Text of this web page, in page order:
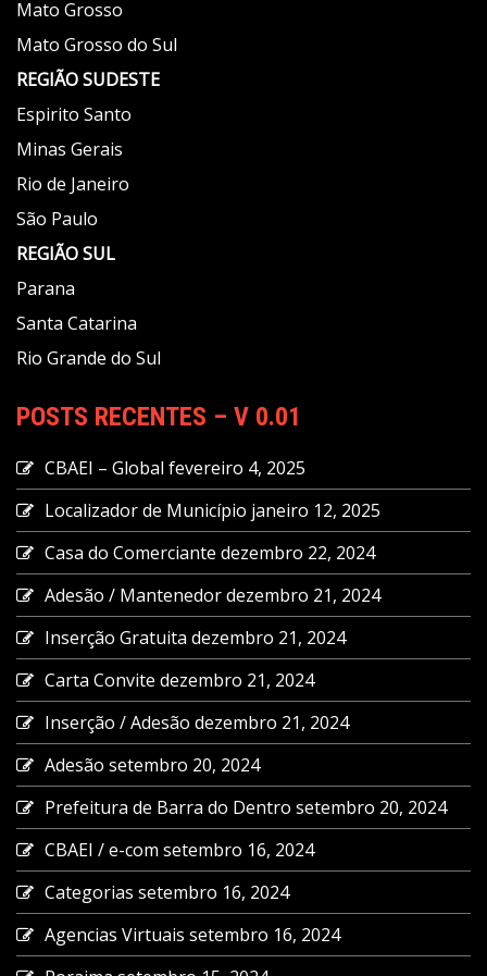
Mato Grosso
Mato Grosso do Sul
REGIÃOSUDESTE
Espirito Santo
Minas Gerais
Rio de Janeiro
São Paulo
REGIÃOSUL
Parana
Santa Catarina
Rio Grande do Sul
POSTS RECENTES – V 0.01
CBAEI – Global fevereiro 4, 2025
Localizador de Município janeiro 12, 2025
Casa do Comerciante dezembro 22, 2024
Adesão / Mantenedordezembro 21, 2024
Inserção Gratuita dezembro 21, 2024
Carta Convite dezembro 21, 2024
Inserção / Adesão dezembro 21, 2024
Adesão setembro 20, 2024
Prefeitura de Barra do Dentro setembro 20, 2024
CBAEI / e-com setembro 16, 2024
Categorias setembro 16, 2024
Agencias Virtuais setembro 16, 2024